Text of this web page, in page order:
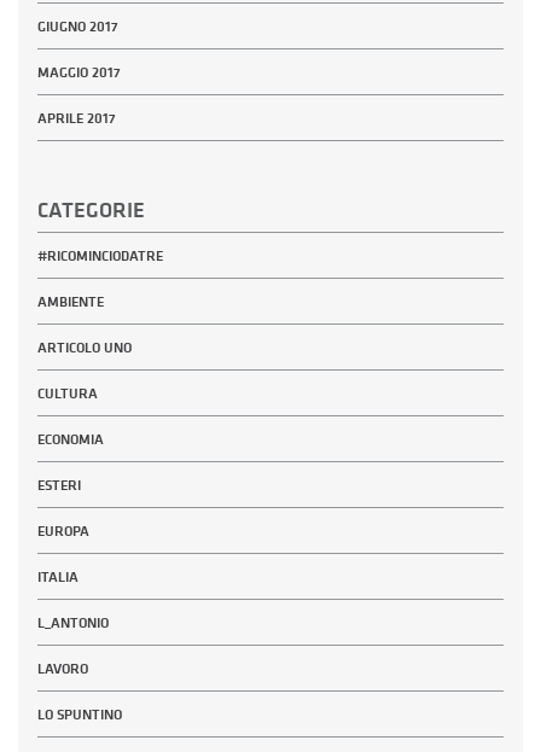
GIUGNO 2017
MAGGIO 2017
APRILE 2017
CATEGORIE
#RICOMINCIODATRE
AMBIENTE
ARTICOLO UNO
CULTURA
ECONOMIA
ESTERI
EUROPA
ITALIA
L_ANTONIO
LAVORO
LO SPUNTINO